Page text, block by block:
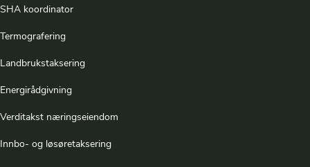
SHA koordinator
Termografering
Landbrukstaksering
Energirådgivning
Verditakst næringseiendom
Innbo- og løsøretaksering